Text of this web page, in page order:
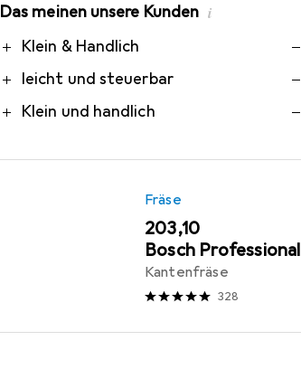
Das meinen unsere Kunden i
ProKlein & Handlich
leicht und steuerbar
Klein und handlich
Contra
Fräse
EUR
203,10
Bosch Professional
Kantenfräse
328